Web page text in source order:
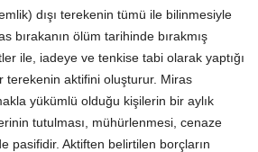
dışı terekenin tümü ile bilinmesiyle
bırakanın ölüm tarihinde bırakmış
ile, iadeye ve tenkise tabi olarak yaptığı
terekenin aktifini oluşturur. Miras
yükümlü olduğu kişilerin bir aylık
tutulması, mühürlenmesi, cenaze
pasifidir. Aktiften belirtilen borçların